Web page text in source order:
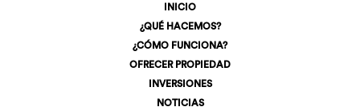
INICIO
¿QUÉ HACEMOS?
¿CÓMO FUNCIONA?
OFRECER PROPIEDAD
INVERSIONES
NOTICIAS